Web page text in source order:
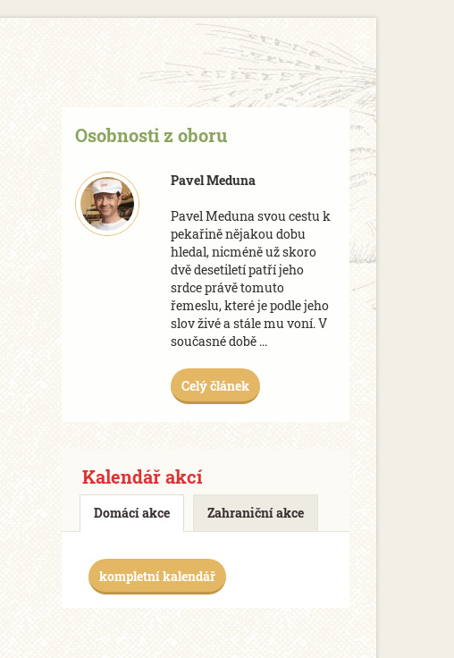
Osobnosti z oboru
Pavel Meduna
Pavel Meduna svou cestu k
pekařině nějakou dobu
hledal, nicméně už skoro
dvě desetiletí patří jeho
srdce právě tomuto
řemeslu, které je podle jeho
slov živé a stále mu voní. V
současné době ...
Celý článek
Kalendář akcí
Domácí akce Zahraniční akce
kompletní kalendář